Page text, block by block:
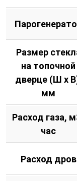
Размер
на топочной
дверце (Ш х
мм
Расход газа,
час
Расход дров